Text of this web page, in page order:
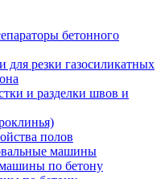
бетонного
для резки газосиликатных
и разделки швов и
полов
машины
по бетону